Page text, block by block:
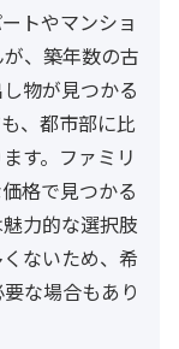
トやマンショ
、築年数の古
物が見つかる
、都市部に比
す。ファミリ
格で見つかる
力的な選択肢
ないため、希
な場合もあり